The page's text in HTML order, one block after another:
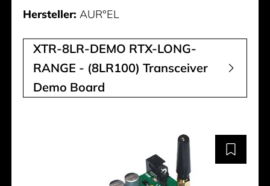
Hersteller: AUR°EL
XTR-8LR-DEMO RTX-LONG-
RANGE - (8LR100) Transceiver
Demo Board